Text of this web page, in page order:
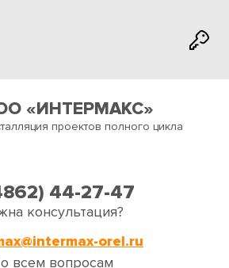
«ИНТЕРМАКС»
проектов полного цикла
44-27-47
консультация?
orel.ru
всем вопросам